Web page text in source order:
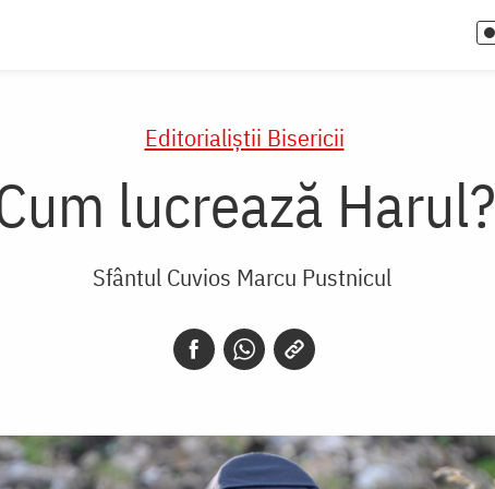
Editorialiștii Bisericii
lucrează Harul?
Sfântul Cuvios Marcu Pustnicul